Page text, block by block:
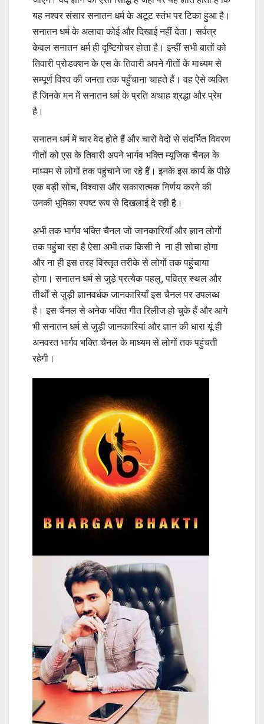
यह नश्वर संसार सनातन धर्म के अटूट स्तंभ पर टिका हुआ है।
सनातन धर्म के अलावा कोई और दिखाई नहीं देता। सर्वत्र
केवल सनातन धर्म ही दृष्टिगोचर होता है। इन्हीं सभी बातों को
तिवारी प्रोडक्शन के एस के तिवारी अपने गीतों के माध्यम से
सम्पूर्ण विश्व की जनता तक पहुँचाना चाहते हैं। वह ऐसे व्यक्ति
हैं जिनके मन में सनातन धर्म के प्रति अथाह श्रद्धा और प्रेम
है।
सनातन धर्म में चार वेद होते हैं और चारों वेदों से संदर्भित विवरण
गीतों को एस के तिवारी अपने भार्गव भक्ति म्यूजिक चैनल के
माध्यम से लोगों तक पहुंचाने जा रहे हैं। इनके इस कार्य के पीछे
एक बड़ी सोच, विश्वास और सकारात्मक निर्णय करने की
उनकी भूमिका स्पष्ट रूप से दिखलाई दे रही है।
अभी तक भार्गव भक्ति चैनल जो जानकारियाँ और ज्ञान लोगों
तक पहुंचा रहा है ऐसा अभी तक किसी ने ना ही सोचा होगा
और ना ही इस तरह विस्तृत तरीके से लोगों तक पहुंचाया
होगा। सनातन धर्म से जुड़े प्रत्येक पहलु, पवित्र स्थल और
तीर्थों से जुड़ी ज्ञानवर्धक जानकारियाँ इस चैनल पर उपलब्ध
है। इस चैनल से अनेक भक्ति गीत रिलीज हो चुके हैं और आगे
भी सनातन धर्म से जुड़ी जानकारियां और ज्ञान की धारा यूं ही
अनवरत भार्गव भक्ति चैनल के माध्यम से लोगों तक पहुंचती
रहेगी।